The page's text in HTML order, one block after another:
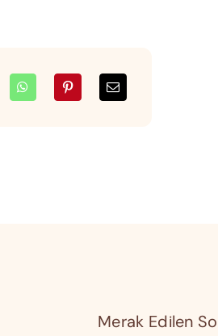
Merak Edilen